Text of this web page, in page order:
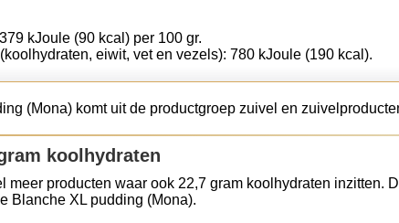
kJoule (90 kcal) per 100 gr.
eiwit, vet en vezels): 780 kJoule (190 kcal).
(Mona) komt uit de productgroep zuivel en
koolhydraten
meer producten waar ook 22,7 gram koolhydraten inzitten.
Blanche XL pudding (Mona).